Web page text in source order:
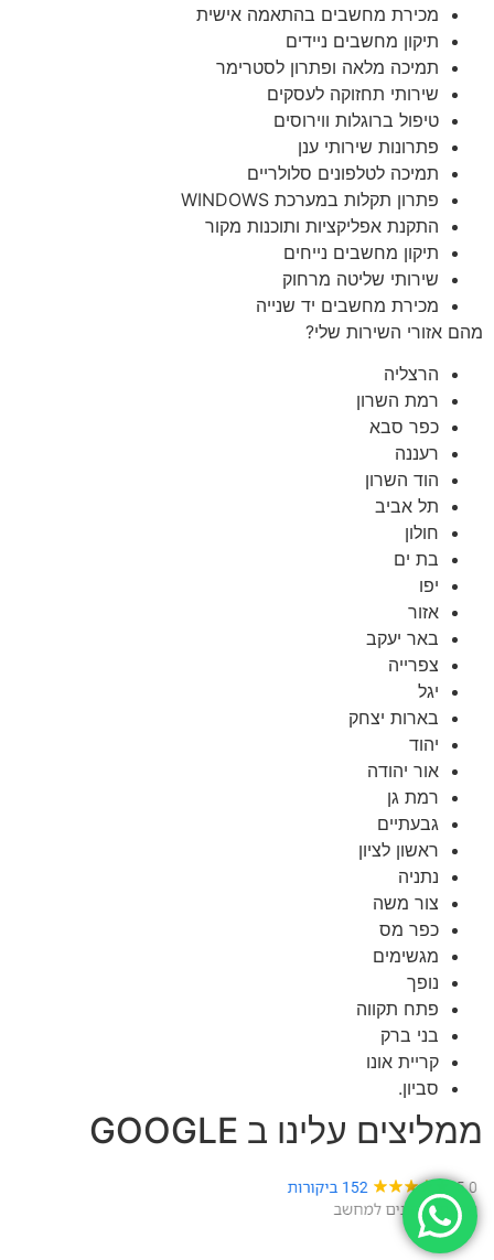
מכירת מחשבים בהתאמה אישית
תיקון מחשבים ניידים
תמיכה מלאה ופתרון לסטרימר
שירותי תחזוקה לעסקים
טיפול ברוגלות ווירוסים
פתרונות שירותי ענן
תמיכה לטלפונים סלולריים
פתרון תקלות במערכת WINDOWS
התקנת אפליקציות ותוכנות מקור
תיקון מחשבים נייחים
שירותי שליטה מרחוק
מכירת מחשבים יד שנייה
מהם אזורי השירות שלי?
הרצליה
רמת השרון
כפר סבא
רעננה
הוד השרון
תל אביב
חולון
בת ים
יפו
אזור
באר יעקב
צפרייה
יגל
בארות יצחק
יהוד
אור יהודה
רמת גן
גבעתיים
ראשון לציון
נתניה
צור משה
כפר מס
מגשימים
נופך
פתח תקווה
בני ברק
קריית אונו
סביון.
ממליצים עלינו ב GOOGLE